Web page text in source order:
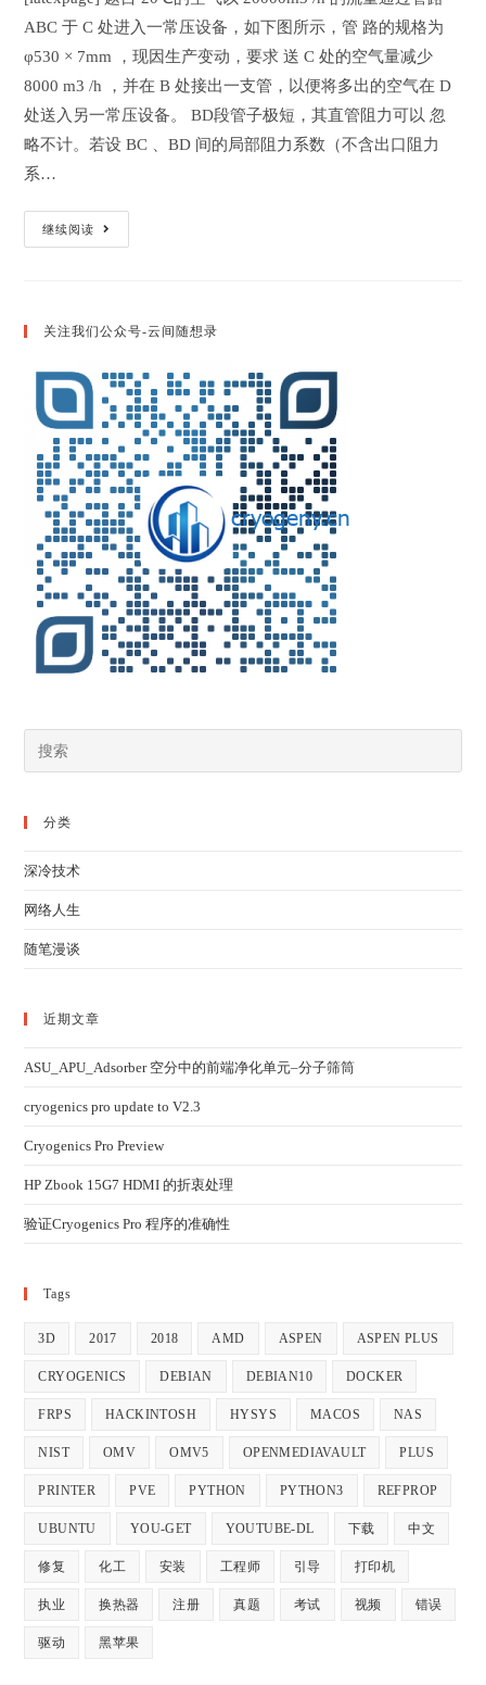
ABC 于 C 处进入一常压设备，如下图所示，管 路的规格为
φ530 × 7mm ，现因生产变动，要求 送 C 处的空气量减少
8000 m3 /h ，并在 B 处接出一支管，以便将多出的空气在 D
处送入另一常压设备。 BD段管子极短，其直管阻力可以 忽
略不计。若设 BC 、BD 间的局部阻力系数（不含出口阻力
系…
继续阅读
注
册
执
试
2017
年
真
题
19-
21
关注我们公众号-云间随想录
分类
深冷技术
网络人生
随笔漫谈
近期文章
ASU_APU_Adsorber 空分中的前端净化单元–分子筛筒
cryogenics pro update to V2.3
Cryogenics Pro Preview
HP Zbook 15G7 HDMI 的折衷处理
验证Cryogenics Pro 程序的准确性
Tags
3D 2017 2018 AMD ASPEN ASPEN PLUS
CRYOGENICS DEBIAN DEBIAN10 DOCKER
FRPS HACKINTOSH HYSYS MACOS NAS
NIST OMV OMV5 OPENMEDIAVAULT PLUS
PRINTER PVE PYTHON PYTHON3 REFPROP
UBUNTU YOU-GET YOUTUBE-DL 下载 中文
修复 化工 安装 工程师 引导 打印机
执业 换热器 注册 真题 考试 视频 错误
驱动 黑苹果